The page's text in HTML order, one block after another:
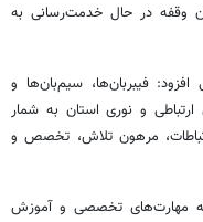
وقفه در حال خدمت‌رسانی به
فیبربان‌ها، سیم‌بان‌ها و
و نوری استان به شمار
مرهون تلاش، تخصص و
مهارت‌های تخصصی و آموزش